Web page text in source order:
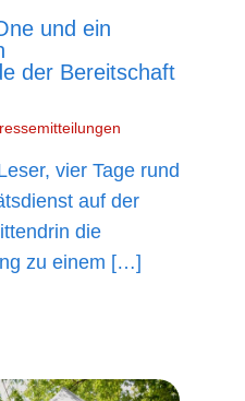
und ein
der Bereitschaft
vier Tage rund
auf der
die
zu einem […]